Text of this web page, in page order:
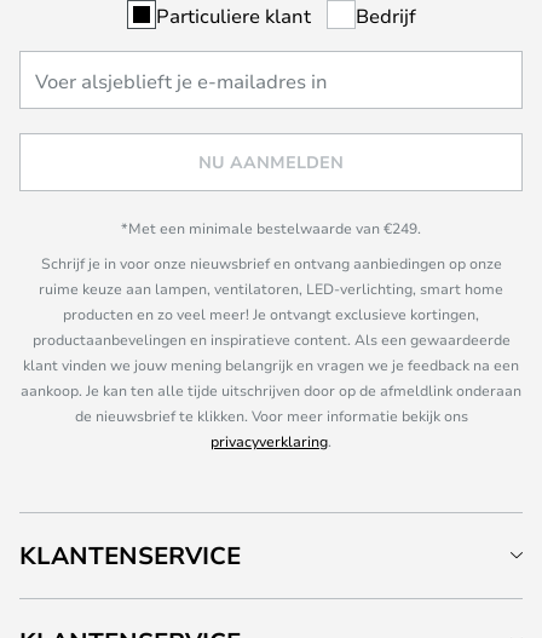
Particuliere klant Bedrijf
NU AANMELDEN
*Met een minimale bestelwaarde van €249.
Schrijf je in voor onze nieuwsbrief en ontvang aanbiedingen op onze
ruime keuze aan lampen, ventilatoren, LED-verlichting, smart home
producten en zo veel meer! Je ontvangt exclusieve kortingen,
productaanbevelingen en inspiratieve content. Als een gewaardeerde
klant vinden we jouw mening belangrijk en vragen we je feedback na een
aankoop. Je kan ten alle tijde uitschrijven door op de afmeldlink onderaan
de nieuwsbrief te klikken. Voor meer informatie bekijk ons
privacyverklaring.
KLANTENSERVICE